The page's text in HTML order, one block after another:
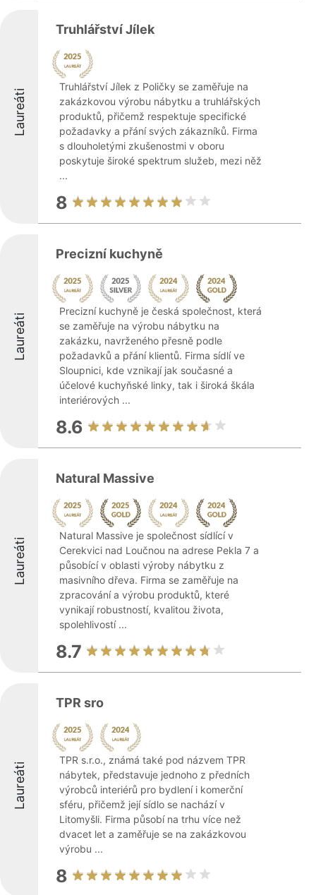
Laureáti
Truhlářství Jílek
Truhlářství Jílek z Poličky se zaměřuje na
zakázkovou výrobu nábytku a truhlářských
produktů, přičemž respektuje specifické
požadavky a přání svých zákazníků. Firma
s dlouholetými zkušenostmi v oboru
poskytuje široké spektrum služeb, mezi něž
...
8
Laureáti
Precizní kuchyně
Precizní kuchyně je česká společnost, která
se zaměřuje na výrobu nábytku na
zakázku, navrženého přesně podle
požadavků a přání klientů. Firma sídlí ve
Sloupnici, kde vznikají jak současné a
účelové kuchyňské linky, tak i široká škála
interiérových ...
8.6
Laureáti
Natural Massive
Natural Massive je společnost sídlící v
Cerekvici nad Loučnou na adrese Pekla 7 a
působící v oblasti výroby nábytku z
masivního dřeva. Firma se zaměřuje na
zpracování a výrobu produktů, které
vynikají robustností, kvalitou života,
spolehlivostí ...
8.7
Laureáti
TPR sro
TPR s.r.o., známá také pod názvem TPR
nábytek, představuje jednoho z předních
výrobců interiérů pro bydlení i komerční
sféru, přičemž její sídlo se nachází v
Litomyšli. Firma působí na trhu více než
dvacet let a zaměřuje se na zakázkovou
výrobu ...
8